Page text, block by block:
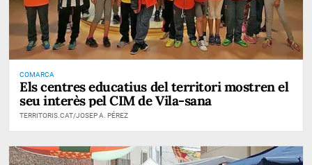
COMARCA
Els centres educatius del territori mostren el
seu interès pel CIM de Vila-sana
TERRITORIS.CAT/JOSEP A. PÉREZ